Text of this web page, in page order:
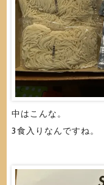
中はこんな。
3食入りなんですね。